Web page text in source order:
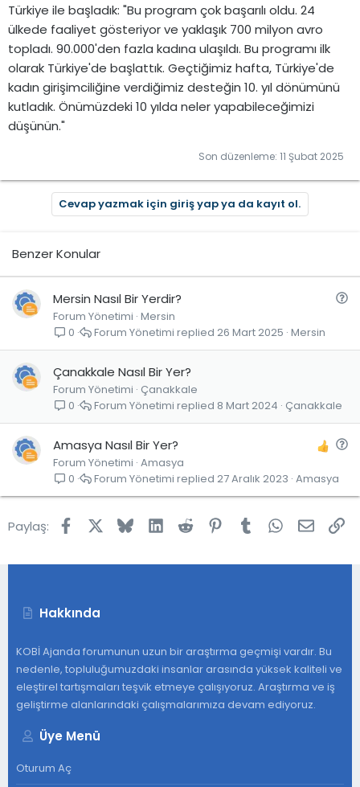
Türkiye ile başladık: "Bu program çok başarılı oldu. 24
ülkede faaliyet gösteriyor ve yaklaşık 700 milyon avro
topladı. 90.000'den fazla kadına ulaşıldı. Bu programı ilk
olarak Türkiye'de başlattık. Geçtiğimiz hafta, Türkiye'de
kadın girişimciliğine verdiğimiz desteğin 10. yıl dönümünü
kutladık. Önümüzdeki 10 yılda neler yapabileceğimizi
düşünün."
Son düzenleme: 11 Şubat 2025
Cevap yazmak için giriş yap ya da kayıt ol.
Benzer Konular
S
u
Mersin Nasıl Bir Yerdir?
Forum Yönetimi Mersin
0
Mersin
26 Mart 2025
Forum Yönetimi
Çanakkale Nasıl Bir Yer?
Forum Yönetimi Çanakkale
0
Çanakkale
8 Mart 2024
Forum Yönetimi
S
u
Amasya Nasıl Bir Yer?
Forum Yönetimi Amasya
0
Amasya
27 Aralık 2023
Forum Yönetimi
Paylaş: FacebookBlueskyLinkedInReddit Pinterest
Tumblr WhatsApp
E-
Hakkında
KOBİ Ajanda forumunun uzun bir araştırma geçmişi vardır. Bu
nedenle, topluluğumuzdaki insanlar arasında yüksek kaliteli ve
eleştirel tartışmaları teşvik etmeye çalışıyoruz. Araştırma ve iş
geliştirme alanlarındaki çalışmalarımıza devam ediyoruz.
Üye Menü
Oturum Aç